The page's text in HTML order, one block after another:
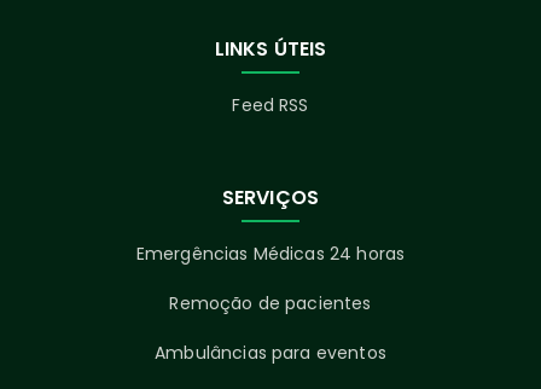
LINKS ÚTEIS
Feed RSS
SERVIÇOS
Emergências Médicas 24 horas
Remoção de pacientes
Ambulâncias para eventos